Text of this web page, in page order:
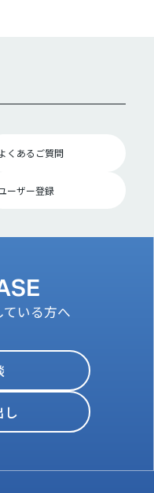
くあるご質問
ーザー登録
いる方へ
し